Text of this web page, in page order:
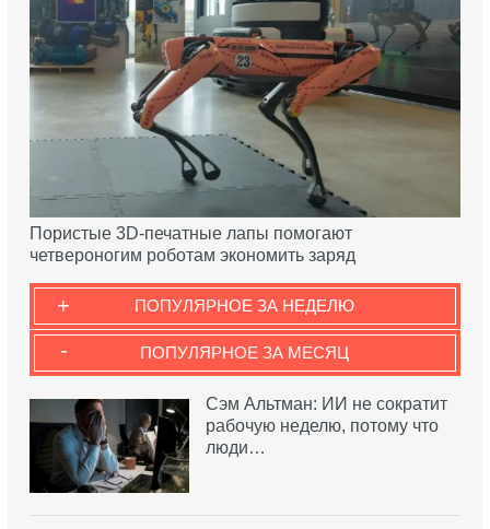
Пористые 3D-печатные лапы помогают
четвероногим роботам экономить заряд
ПОПУЛЯРНОЕ ЗА НЕДЕЛЮ
+
ПОПУЛЯРНОЕ ЗА МЕСЯЦ
-
Сэм Альтман: ИИ не сократит
рабочую неделю, потому что
люди…